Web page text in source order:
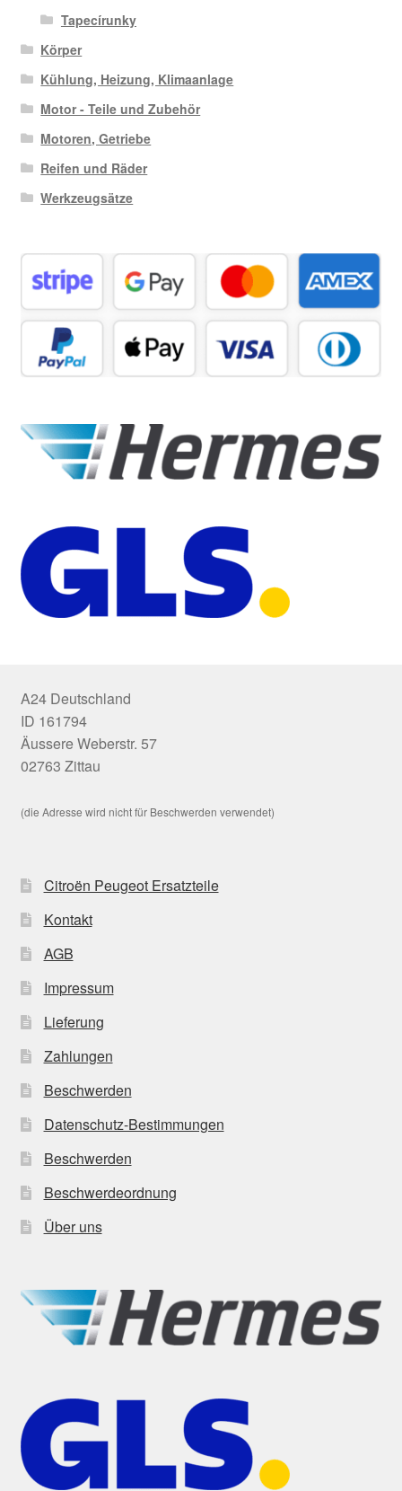
Tapecírunky
Körper
Kühlung, Heizung, Klimaanlage
Motor - Teile und Zubehör
Motoren, Getriebe
Reifen und Räder
Werkzeugsätze
A24 Deutschland
ID 161794
Äussere Weberstr. 57
02763 Zittau
(die Adresse wird nicht für Beschwerden verwendet)
Citroën Peugeot Ersatzteile
Kontakt
AGB
Impressum
Lieferung
Zahlungen
Beschwerden
Datenschutz-Bestimmungen
Beschwerden
Beschwerdeordnung
Über uns